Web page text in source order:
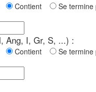
Contient
Se
Ang, I, Gr, S, ...) :
Contient
Se